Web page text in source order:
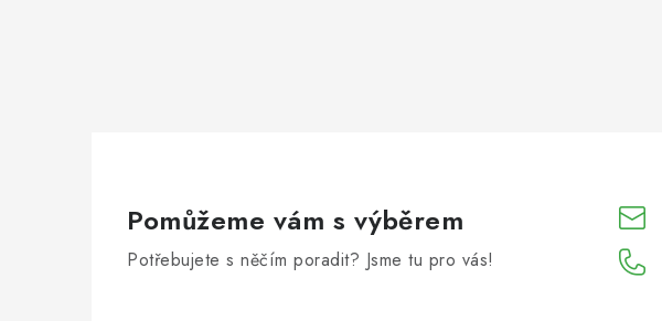
Pomůžeme vám s výběrem
Potřebujete s něčím poradit? Jsme tu pro vás!